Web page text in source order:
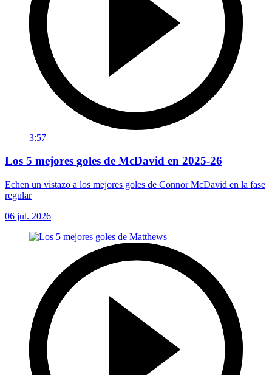
3:57
Los 5 mejores goles de McDavid en 2025-26
Echen un vistazo a los mejores goles de Connor McDavid en la fase
regular
06 jul. 2026